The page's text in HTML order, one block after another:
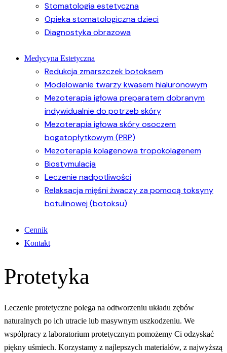
Stomatologia estetyczna
Opieka stomatologiczna dzieci
Diagnostyka obrazowa
Medycyna Estetyczna
Redukcja zmarszczek botoksem
Modelowanie twarzy kwasem hialuronowym
Mezoterapia igłowa preparatem dobranym
indywidualnie do potrzeb skóry
Mezoterapia igłowa skóry osoczem
bogatopłytkowym (PRP)
Mezoterapia kolagenowa tropokolagenem
Biostymulacja
Leczenie nadpotliwości
Relaksacja mięśni żwaczy za pomocą toksyny
botulinowej (botoksu)
Cennik
Kontakt
Protetyka
Leczenie protetyczne polega na odtworzeniu układu zębów
naturalnych po ich utracie lub masywnym uszkodzeniu. We
współpracy z laboratorium protetycznym pomożemy Ci odzyskać
piękny uśmiech. Korzystamy z najlepszych materiałów, z najwyższą